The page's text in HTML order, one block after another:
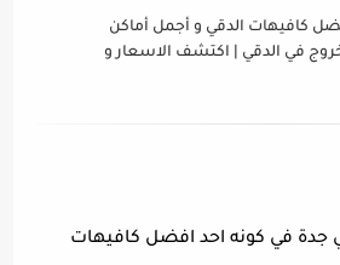
كافيهات الدقي و أجمل أماكن
في الدقي | اكتشف الاسعار و
جدة في كونه احد افضل كافيهات